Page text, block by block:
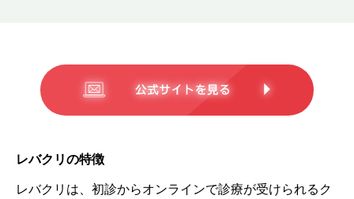
レバクリの特徴
レバクリは、初診からオンラインで診療が受けられるク